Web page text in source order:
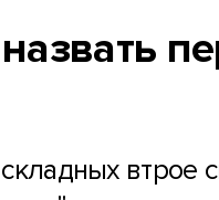
втрое